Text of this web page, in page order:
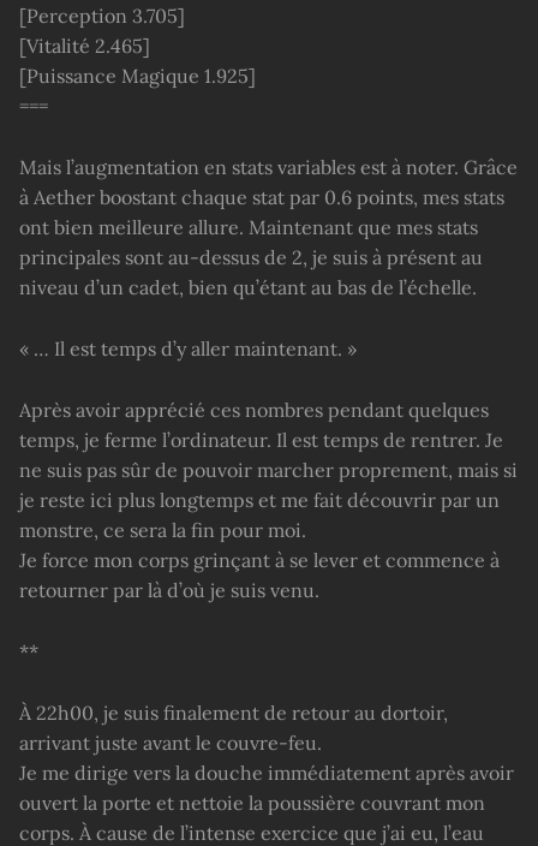
[Perception 3.705]
[Vitalité 2.465]
[Puissance Magique 1.925]
===
Mais l’augmentation en stats variables est à noter. Grâce
à Aether boostant chaque stat par 0.6 points, mes stats
ont bien meilleure allure. Maintenant que mes stats
principales sont au-dessus de 2, je suis à présent au
niveau d’un cadet, bien qu’étant au bas de l’échelle.
« … Il est temps d’y aller maintenant. »
Après avoir apprécié ces nombres pendant quelques
temps, je ferme l’ordinateur. Il est temps de rentrer. Je
ne suis pas sûr de pouvoir marcher proprement, mais si
je reste ici plus longtemps et me fait découvrir par un
monstre, ce sera la fin pour moi.
Je force mon corps grinçant à se lever et commence à
retourner par là d’où je suis venu.
**
À 22h00, je suis finalement de retour au dortoir,
arrivant juste avant le couvre-feu.
Je me dirige vers la douche immédiatement après avoir
ouvert la porte et nettoie la poussière couvrant mon
corps. À cause de l’intense exercice que j’ai eu, l’eau